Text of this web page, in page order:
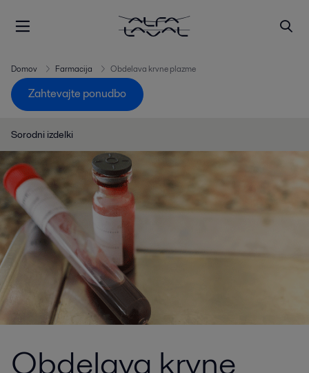
Domov Farmacija Obdelava krvne plazme
Zahtevajte ponudbo
Sorodni izdelki
Obdelava krvne